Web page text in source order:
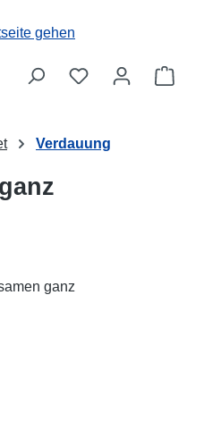
Verdauung